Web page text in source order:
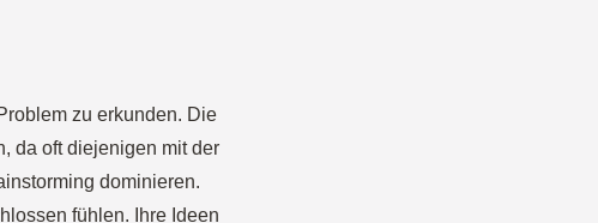
zu erkunden. Die
da oft diejenigen mit der
dominieren.
fühlen. Ihre Ideen